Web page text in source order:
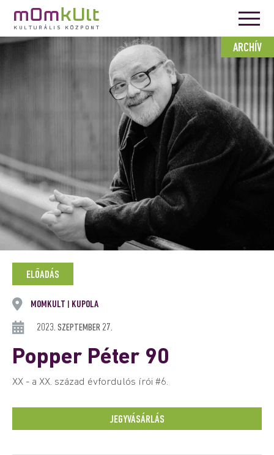
ARCHÍV
ELŐADÁS
MOMKULT KUPOLA
2023. SZEPTEMBER 27.
Popper Péter 90
XX - a XX. század évfordulós írói #6.
JEGYVÁSÁRLÁS